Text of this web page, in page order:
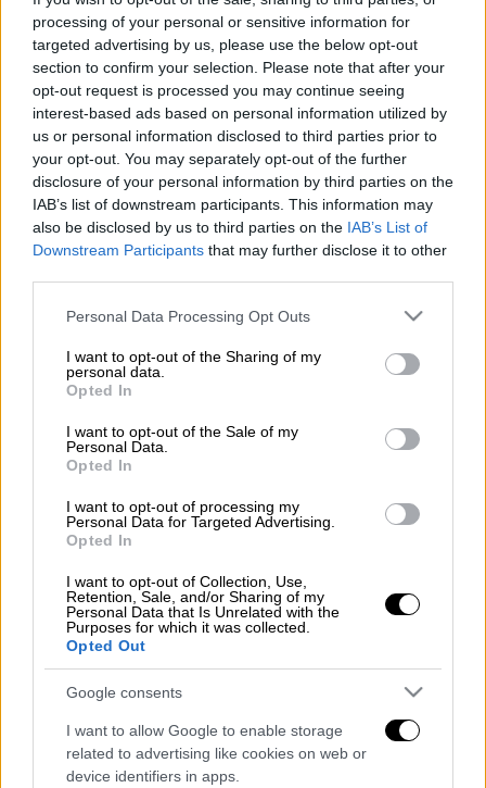
processing of your personal or sensitive information for
targeted advertising by us, please use the below opt-out
section to confirm your selection. Please note that after your
opt-out request is processed you may continue seeing
interest-based ads based on personal information utilized by
us or personal information disclosed to third parties prior to
your opt-out. You may separately opt-out of the further
disclosure of your personal information by third parties on the
IAB’s list of downstream participants. This information may
also be disclosed by us to third parties on the IAB’s List of
Downstream Participants that may further disclose it to other
Please note that this website/app uses one or more Google
not limited to your visit or usage behaviour. You may click to
grant or deny consent to Google and its third-party tags to
use your data for below specified purposes in below Google
consent section.
Personal Data Processing Opt Outs
I want to opt-out of the Sharing of my
personal data.
Opted In
I want to opt-out of the Sale of my
Personal Data.
Opted In
I want to opt-out of processing my
Personal Data for Targeted Advertising.
Opted In
I want to opt-out of Collection, Use,
Retention, Sale, and/or Sharing of my
Personal Data that Is Unrelated with the
Purposes for which it was collected.
Opted Out
Google consents
I want to allow Google to enable storage
related to advertising like cookies on web or
device identifiers in apps.
Προσθέστε το ΕΘΝΟΣ στη Google
Ντόμινο εξελίξεων έρχεται στην υπόθεση
του Ταμείου Αλληλοβοήθειας Υπαλλήλων
τουυπουργείου Πολιτισμού, καθώς μετά την
ανακοίνωση της υπουργού Πολιτισμού,
Μενδώνη, για τροπολογία που θα οδηγήσει
σε εκκαθάριση το Ταμείο, η Εισαγγελία
Διαφθοράς άσκησε ποινική δίωξη για πέντε
κακουργήματα, που συνδέονται με πράξεις
είχαν διατελέσει μέλη του Δ.Σ. τη χρονική
περίοδο 2012-2014.
Την δίωξη άσκησε η επικεφαλής της
Εισαγγελίας Διαφθοράς,Ελένη Τουλουπάκη
και αφορά στα αδικήματα της
πλαστογραφία, της απιστίας, της
νομιμοποίησης εσόδων από εγκληματικές
δραστηριότητες και της εγκληματικής
οργάνωσης. Αφορμή για την έναρξη των
ερευνών ήταν η υποβολή μηνυτήριας
αναφοράς στην Εισαγγελία του Αρείου
Πάγου. Στη μήνυση γινόταν λόγος για
πλαστογραφημένες αιτήσεις για δάνεια και
οικονομικά βοηθήματα για τα οποία δεν
υπήρχαν σχετικές αιτήσεις των δικαιούχων,